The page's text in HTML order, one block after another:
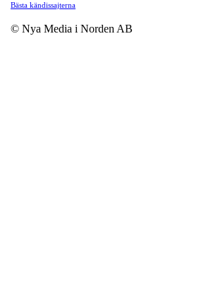
Bästa kändissajterna
© Nya Media i Norden AB